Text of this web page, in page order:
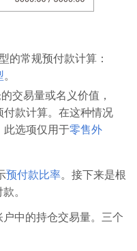
的常规预付款计算：
。
易量或名义价值，
款计算。在这种情况
此选项仅用于零售外
预付款比率。接下来是根
。
中的持仓交易量。三个